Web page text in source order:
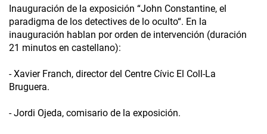
Inauguración de la exposición “John Constantine, el
paradigma de los detectives de lo oculto“. En la
inauguración hablan por orden de intervención (duración
21 minutos en castellano):
- Xavier Franch, director del Centre Cívic El Coll-La
Bruguera.
- Jordi Ojeda, comisario de la exposición.